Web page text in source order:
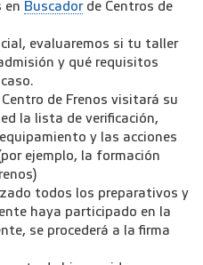
en Buscadorde Centros de
evaluaremos si tu taller
y qué requisitos
de Frenos visitará su
la lista de verificación,
y las acciones
ejemplo, la formación
todos los preparativos y
haya participado en la
se procederá a la firma